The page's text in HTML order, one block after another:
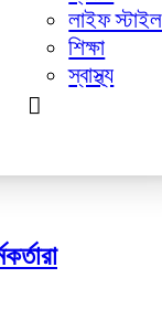
লাইফ স্টাইল
শিক্ষা
স্বাস্থ্য